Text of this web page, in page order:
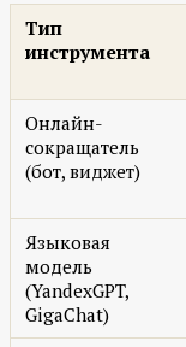
Тип
инструмента
Онлайн-
сокращатель
(бот, виджет)
Языковая
модель
(YandexGPT,
GigaChat)